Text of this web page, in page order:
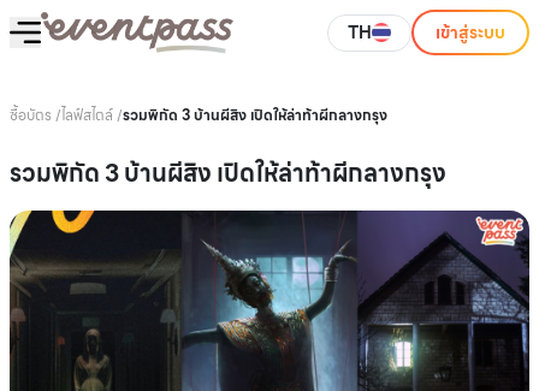
TH เข้าสู่ระบบ
ซื้อบัตร /ไลฟ์สไตล์/รวมพิกัด 3 บ้านผีสิง เปิดให้ล่าท้าผีกลางกรุง
รวมพิกัด 3 บ้านผีสิง เปิดให้ล่าท้าผีกลางกรุง